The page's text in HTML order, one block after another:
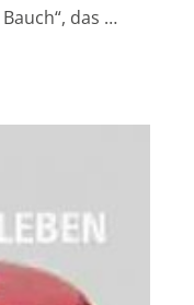
das …